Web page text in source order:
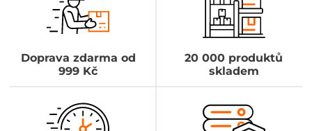
Doprava zdarma od
999 Kč
20 000 produktů
skladem